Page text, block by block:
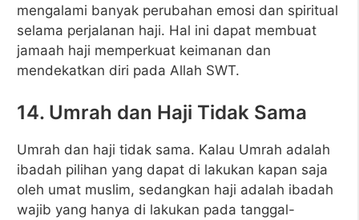
mengalami banyak perubahan emosi dan spiritual
selama perjalanan haji. Hal ini dapat membuat
jamaah haji memperkuat keimanan dan
mendekatkan diri pada Allah SWT.
14. Umrah dan Haji Tidak Sama
Umrah dan haji tidak sama. Kalau Umrah adalah
ibadah pilihan yang dapat di lakukan kapan saja
oleh umat muslim, sedangkan haji adalah ibadah
wajib yang hanya di lakukan pada tanggal-